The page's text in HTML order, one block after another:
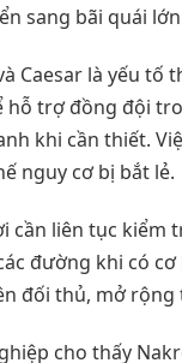
sang bãi quái
Caesar là yếu
trợ đồng đội
khi cần thiết.
nguy cơ bị bắt lẻ.
liên tục kiểm
đường khi có
đối thủ, mở
cho thấy